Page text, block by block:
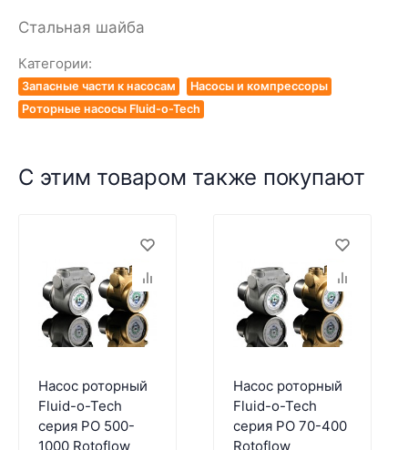
Стальная шайба
Категории:
Запасные части к насосам
Насосы и компрессоры
Роторные насосы Fluid-o-Tech
С этим товаром также покупают
Насос роторный
Fluid-o-Tech
серия PO 500-
1000 Rotoflow
Насос роторный
Fluid-o-Tech
серия PO 70-400
Rotoflow